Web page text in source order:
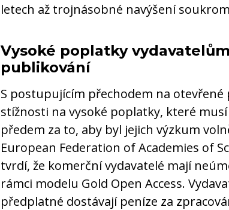
letech až trojnásobné navýšení
Vysoké poplatky
publikování
S postupujícím přechodem na
stížnosti na vysoké poplatky, které
předem za to, aby byl jejich výzkum
European Federation of Academies of
tvrdí, že komerční vydavatelé mají
rámci modelu Gold Open Access.
předplatné dostávají peníze za